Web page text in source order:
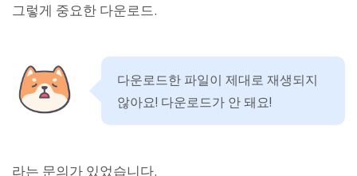
그렇게 중요한 다운로드.
다운로드한 파일이 제대로 재생되지
않아요! 다운로드가 안 돼요!
라는 문의가 있었습니다.